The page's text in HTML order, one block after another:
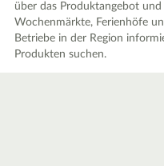
über das Produktangebot
Wochenmärkte, Ferienhöfe
Betriebe in der Region
Produkten suchen.